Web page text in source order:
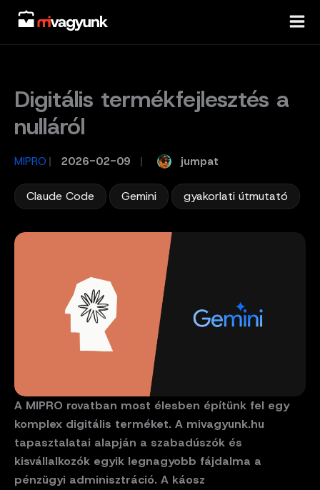
Skip
content
Digitális termékfejlesztés a
nulláról
MIPRO / 2026-02-09 jumpat
Claude Code Gemini gyakorlati útmutató
A MIPRO rovatban most élesben építünk fel egy
komplex digitális terméket. A mivagyunk.hu
tapasztalatai alapján a szabadúszók és
kisvállalkozók egyik legnagyobb fájdalma a
pénzügyi adminisztráció. A káosz